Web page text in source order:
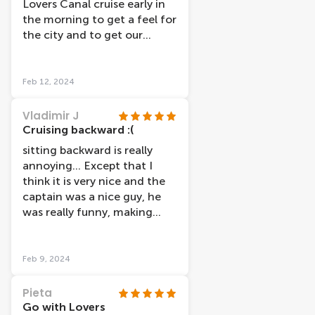
was (which I think is
reasonable).
Lovers Canal cruise early in
the morning to get a feel for
the city and to get our
and the comentry was good
Feb 12, 2024
Vladimir J
Cruising backward :(
sitting backward is really
annoying... Except that I
think it is very nice and the
captain was a nice guy, he
was really funny, making
Feb 9, 2024
Pieta
Go with Lovers